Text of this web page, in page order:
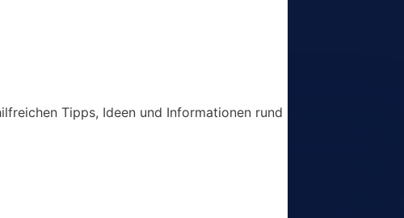
Tipps, Ideen und Informationen rund